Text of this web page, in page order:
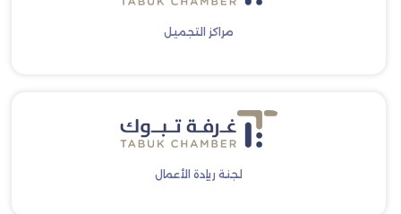
مراكز التجميل
لجنة ريادة الأعمال